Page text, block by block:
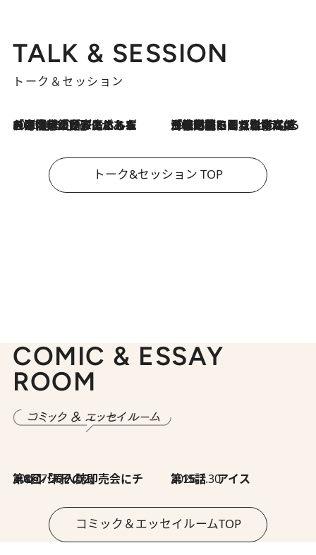
TALK & SESSION
トーク＆セッション
2026.8.3
「今後値上げがあるとすれば…」「リスクがあるのは今年の冬」エネルギー専門家が語る、ホルムズ海峡封鎖が家庭にもたらす“ある心配” 2026.8.3
「住宅建てられない…」「サーチャージ料の高値が続いている」ホルムズ海峡封鎖による影響はいつまで続く？《エネルギー専門家に聞く“どうなる日本の暮らし”》
トーク&セッション TOP
COMIC & ESSAY
ROOM
2026.7.30
第8回「同人誌即売会にチャレンジ その2」 2026.7.30
第15話 アイス
コミック＆エッセイルームTOP